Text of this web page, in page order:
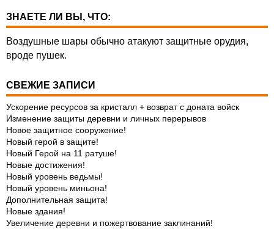
ЗНАЕТЕ ЛИ ВЫ, ЧТО:
Воздушные шары обычно атакуют защитные орудия,
вроде пушек.
СВЕЖИЕ ЗАПИСИ
Ускорение ресурсов за кристалл + возврат с доната войск
Изменение защиты деревни и личных перерывов
Новое защитное сооружение!
Новый герой в защите!
Новый Герой на 11 ратуше!
Новые достижения!
Новый уровень ведьмы!
Новый уровень миньона!
Дополнительная защита!
Новые здания!
Увеличение деревни и пожертвование заклинаний!